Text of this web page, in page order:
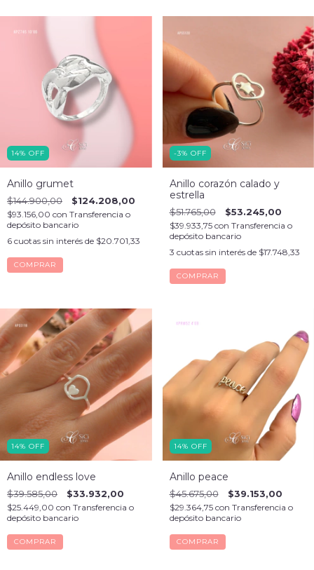
14% OFF
Anillo grumet
$144.900,00 $124.208,00
$93.156,00 con Transferencia o
depósito bancario
6 cuotas sin interés de $20.701,33
COMPRAR
-3% OFF
Anillo corazón calado y
estrella
$51.765,00 $53.245,00
$39.933,75 con Transferencia o
depósito bancario
3 cuotas sin interés de $17.748,33
COMPRAR
14% OFF
Anillo endless love
$39.585,00 $33.932,00
$25.449,00 con Transferencia o
depósito bancario
COMPRAR
14% OFF
Anillo peace
$45.675,00 $39.153,00
$29.364,75 con Transferencia o
depósito bancario
COMPRAR